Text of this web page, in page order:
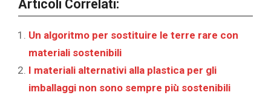
Articoli Correlati:
Un algoritmo per sostituire le terre rare con
materiali sostenibili
I materiali alternativi alla plastica per gli
imballaggi non sono sempre più sostenibili